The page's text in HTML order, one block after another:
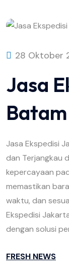
28 Oktober
Jasa
Jasa Ekspedisi
dan Terjangkau
kepercayaan
memastikan
waktu, dan
Ekspedisi
dengan solusi
FRESH NEWS